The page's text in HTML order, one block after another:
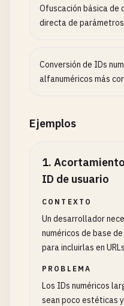
Ofuscación básica
directa de parámetros
Conversión de IDs
alfanuméricos más
Ejemplos
1.
ID de usuario
CONTEXTO
Un desarrollador
numéricos de base
para incluirlas en
PROBLEMA
Los IDs numéricos
sean poco estéticas